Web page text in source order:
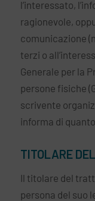
l’interessato,
ragionevole,
comunicazione
terzi o
Generale per la
persone fisiche
scrivente
informa di
TITOLARE
Il titolare del
persona del suo